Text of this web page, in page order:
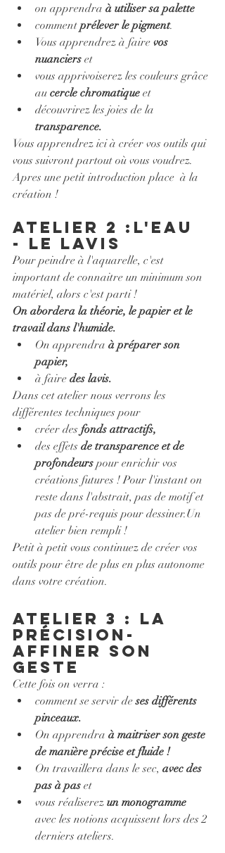
on apprendra à utiliser sa palette
comment prélever le pigment.
Vous apprendrez à faire vos
nuanciers et
vous apprivoiserez les couleurs grâce
au cercle chromatique et
découvrirez les joies de la
transparence.
Vous apprendrez ici à créer vos outils qui
vous suivront partout où vous voudrez.
Apres une petit introduction place  à la
création !
Atelier 2 :l'eau
- le lavis
Pour peindre à l'aquarelle, c'est
important de connaitre un minimum son
matériel, alors c'est parti !
On abordera la théorie, le papier et le
travail dans l'humide.
On apprendra à préparer son
papier,
à faire des lavis.
Dans cet atelier nous verrons les
différentes techniques pour
créer des fonds attractifs,
des effets de transparence et de
profondeurs pour enrichir vos
créations futures ! Pour l'instant on
reste dans l'abstrait, pas de motif et
pas de pré-requis pour dessiner.Un
atelier bien rempli !
Petit à petit vous continuez de créer vos
outils pour être de plus en plus autonome
dans votre création.
atelier 3 : la
précision-
affiner son
geste
Cette fois on verra :
comment se servir de ses différents
pinceaux.
On apprendra à maitriser son geste
de manière précise et fluide !
On travaillera dans le sec, avec des
pas à pas et
vous réaliserez un monogramme
avec les notions acquissent lors des 2
derniers ateliers.